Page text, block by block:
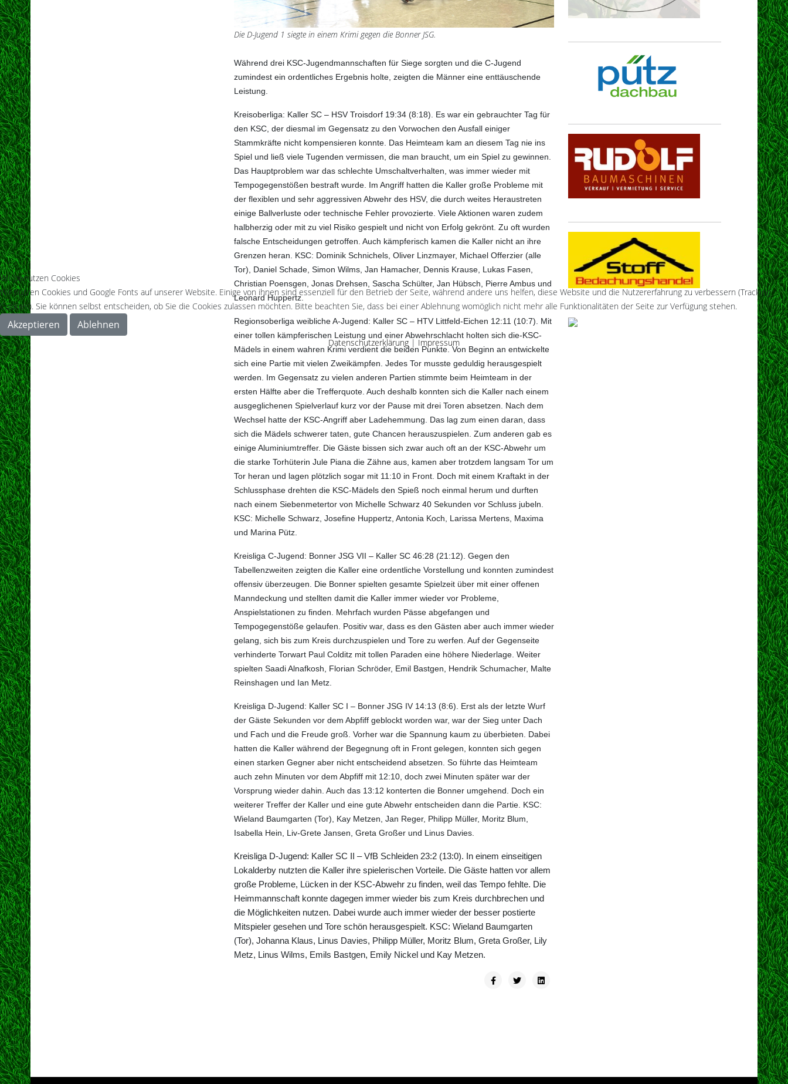
Die D-Jugend 1 siegte in einem Krimi gegen die Bonner JSG.
Während drei KSC-Jugendmannschaften für Siege sorgten und die C-Jugend
zumindest ein ordentliches Ergebnis holte, zeigten die Männer eine enttäuschende
Leistung.
Kreisoberliga: Kaller SC – HSV Troisdorf 19:34 (8:18).
Es war ein gebrauchter Tag für
den KSC, der diesmal im Gegensatz zu den Vorwochen den Ausfall einiger
Stammkräfte nicht kompensieren konnte. Das Heimteam kam an diesem Tag nie ins
Spiel und ließ viele Tugenden vermissen, die man braucht, um ein Spiel zu gewinnen.
Das Hauptproblem war das schlechte Umschaltverhalten, was immer wieder mit
Tempogegenstößen bestraft wurde. Im Angriff hatten die Kaller große Probleme mit
der flexiblen und sehr aggressiven Abwehr des HSV, die durch weites Heraustreten
einige Ballverluste oder technische Fehler provozierte. Viele Aktionen waren zudem
halbherzig oder mit zu viel Risiko gespielt und nicht von Erfolg gekrönt. Zu oft wurden
falsche Entscheidungen getroffen. Auch kämpferisch kamen die Kaller nicht an ihre
Grenzen heran. KSC: Dominik Schnichels, Oliver Linzmayer, Michael Offerzier (alle
Tor), Daniel Schade, Simon Wilms, Jan Hamacher, Dennis Krause, Lukas Fasen,
Christian Poensgen, Jonas Drehsen, Sascha Schülter, Jan Hübsch, Pierre Ambus und
Leonard Huppertz.
Regionsoberliga weibliche A-Jugend: Kaller SC – HTV Littfeld-Eichen 12:11 (10:7). Mit
einer tollen kämpferischen Leistung und einer Abwehrschlacht holten sich die-KSC-
Mädels in einem wahren Krimi verdient die beiden Punkte. Von Beginn an entwickelte
sich eine Partie mit vielen Zweikämpfen. Jedes Tor musste geduldig herausgespielt
werden. Im Gegensatz zu vielen anderen Partien stimmte beim Heimteam in der
ersten Hälfte aber die Trefferquote. Auch deshalb konnten sich die Kaller nach einem
ausgeglichenen Spielverlauf kurz vor der Pause mit drei Toren absetzen. Nach dem
Wechsel hatte der KSC-Angriff aber Ladehemmung. Das lag zum einen daran, dass
sich die Mädels schwerer taten, gute Chancen herauszuspielen. Zum anderen gab es
einige Aluminiumtreffer. Die Gäste bissen sich zwar auch oft an der KSC-Abwehr um
die starke Torhüterin Jule Piana die Zähne aus, kamen aber trotzdem langsam Tor um
Tor heran und lagen plötzlich sogar mit 11:10 in Front. Doch mit einem Kraftakt in der
Schlussphase drehten die KSC-Mädels den Spieß noch einmal herum und durften
nach einem Siebenmetertor von Michelle Schwarz 40 Sekunden vor Schluss jubeln.
KSC: Michelle Schwarz, Josefine Huppertz, Antonia Koch, Larissa Mertens, Maxima
und Marina Pütz.
Kreisliga C-Jugend: Bonner JSG VII – Kaller SC 46:28 (21:12). Gegen den
Tabellenzweiten zeigten die Kaller eine ordentliche Vorstellung und konnten zumindest
offensiv überzeugen. Die Bonner spielten gesamte Spielzeit über mit einer offenen
Manndeckung und stellten damit die Kaller immer wieder vor Probleme,
Anspielstationen zu finden. Mehrfach wurden Pässe abgefangen und
Tempogegenstöße gelaufen. Positiv war, dass es den Gästen aber auch immer wieder
gelang, sich bis zum Kreis durchzuspielen und Tore zu werfen. Auf der Gegenseite
verhinderte Torwart Paul Colditz mit tollen Paraden eine höhere Niederlage. Weiter
spielten Saadi Alnafkosh, Florian Schröder, Emil Bastgen, Hendrik Schumacher, Malte
Reinshagen und Ian Metz.
Kreisliga D-Jugend: Kaller SC I – Bonner JSG IV 14:13 (8:6).
Erst als der letzte Wurf
der Gäste Sekunden vor dem Abpfiff geblockt worden war, war der Sieg unter Dach
und Fach und die Freude groß. Vorher war die Spannung kaum zu überbieten. Dabei
hatten die Kaller während der Begegnung oft in Front gelegen, konnten sich gegen
einen starken Gegner aber nicht entscheidend absetzen. So führte das Heimteam
auch zehn Minuten vor dem Abpfiff mit 12:10, doch zwei Minuten später war der
Vorsprung wieder dahin. Auch das 13:12 konterten die Bonner umgehend. Doch ein
weiterer Treffer der Kaller und eine gute Abwehr entscheiden dann die Partie. KSC:
Wieland Baumgarten (Tor), Kay Metzen, Jan Reger, Philipp Müller, Moritz Blum,
Isabella Hein, Liv-Grete Jansen, Greta Großer und Linus Davies.
Kreisliga D-Jugend: Kaller SC II – VfB Schleiden 23:2 (13:0). In einem einseitigen
Lokalderby nutzten die Kaller ihre spielerischen Vorteile. Die Gäste hatten vor allem
große Probleme, Lücken in der KSC-Abwehr zu finden, weil das Tempo fehlte. Die
Heimmannschaft konnte dagegen immer wieder bis zum Kreis durchbrechen und
die Möglichkeiten nutzen. Dabei wurde auch immer wieder der besser postierte
Mitspieler gesehen und Tore schön herausgespielt. KSC: Wieland Baumgarten
(Tor), Johanna Klaus, Linus Davies, Philipp Müller, Moritz Blum, Greta Großer, Lily
Metz, Linus Wilms, Emils Bastgen, Emily Nickel und Kay Metzen.
Wir benutzen Cookies
Wir nutzen Cookies und Google Fonts auf unserer Website. Einige von ihnen sind essenziell für den Betrieb der Seite, während andere uns helfen, diese Website und die Nutzererfahrung zu verbessern (Tracking
Cookies). Sie können selbst entscheiden, ob Sie die Cookies zulassen möchten. Bitte beachten Sie, dass bei einer Ablehnung womöglich nicht mehr alle Funktionalitäten der Seite zur Verfügung stehen.
Akzeptieren Ablehnen
Datenschutzerklärung | Impressum